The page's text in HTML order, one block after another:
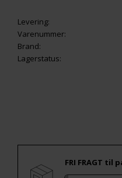
Levering:
Varenummer:
Brand:
Lagerstatus:
FRI FRAGT til